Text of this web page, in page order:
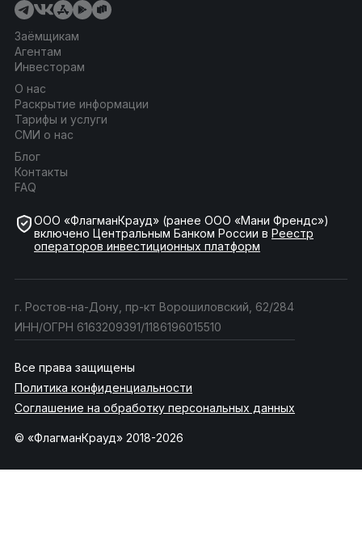
Заёмщикам
Агентам
Инвесторам
О нас
Раскрытие информации
Тарифы и услуги
СМИ о нас
Блог
Контакты
FAQ
ООО «ФлагманКрауд» (ранее ООО «Мани Френдс»)
включено Центральным Банком России в Реестр
операторов инвестиционных платформ
г. Ростов-на-Дону, пр-кт Ворошиловский, 62/284
ИНН/ОГРН 6163209391/1186196015510
Все права защищены
Политика конфиденциальности
Соглашение на обработку персональных данных
© «ФлагманКрауд» 2018-2026